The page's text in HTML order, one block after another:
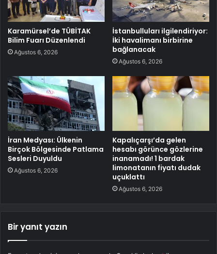
Karamürsel’de TÜBİTAK
Bilim Fuarı Düzenlendi
Ağustos 6, 2026
İstanbulluları ilgilendiriyor:
İki havalimanı birbirine
bağlanacak
Ağustos 6, 2026
İran Medyası: Ülkenin
Birçok Bölgesinde Patlama
Sesleri Duyuldu
Ağustos 6, 2026
Kapalıçarşı’da gelen
hesabı görünce gözlerine
inanamadı! 1 bardak
limonatanın fiyatı dudak
uçuklattı
Ağustos 6, 2026
Bir yanıt yazın